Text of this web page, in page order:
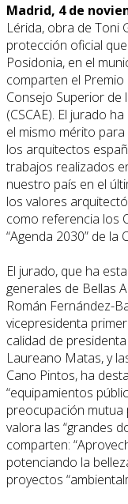
Madrid, 4 de
Lérida, obra de Toni
protección oficial
Posidonia, en el
comparten el
Consejo Superior de
(CSCAE). El jurado
el mismo mérito
los arquitectos
trabajos realizados
nuestro país en el
los valores
como referencia los
“Agenda 2030” de la
El jurado, que ha
generales de Bellas
Román Fernández-
vicepresidenta
calidad de
Laureano Matas, y
Cano Pintos, ha
“equipamientos
preocupación mutua
valora las “grandes
comparten:
potenciando la
proyectos